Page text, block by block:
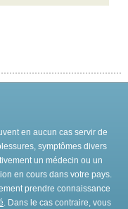
en aucun cas servir de
symptômes divers
un médecin ou un
en cours dans votre pays.
prendre connaissance
. Dans le cas contraire, vous